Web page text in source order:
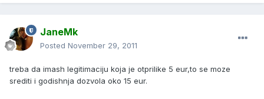
JaneMk
Posted November 29, 2011
treba da imash legitimaciju koja je otprilike 5 eur,to se moze
srediti i godishnja dozvola oko 15 eur.